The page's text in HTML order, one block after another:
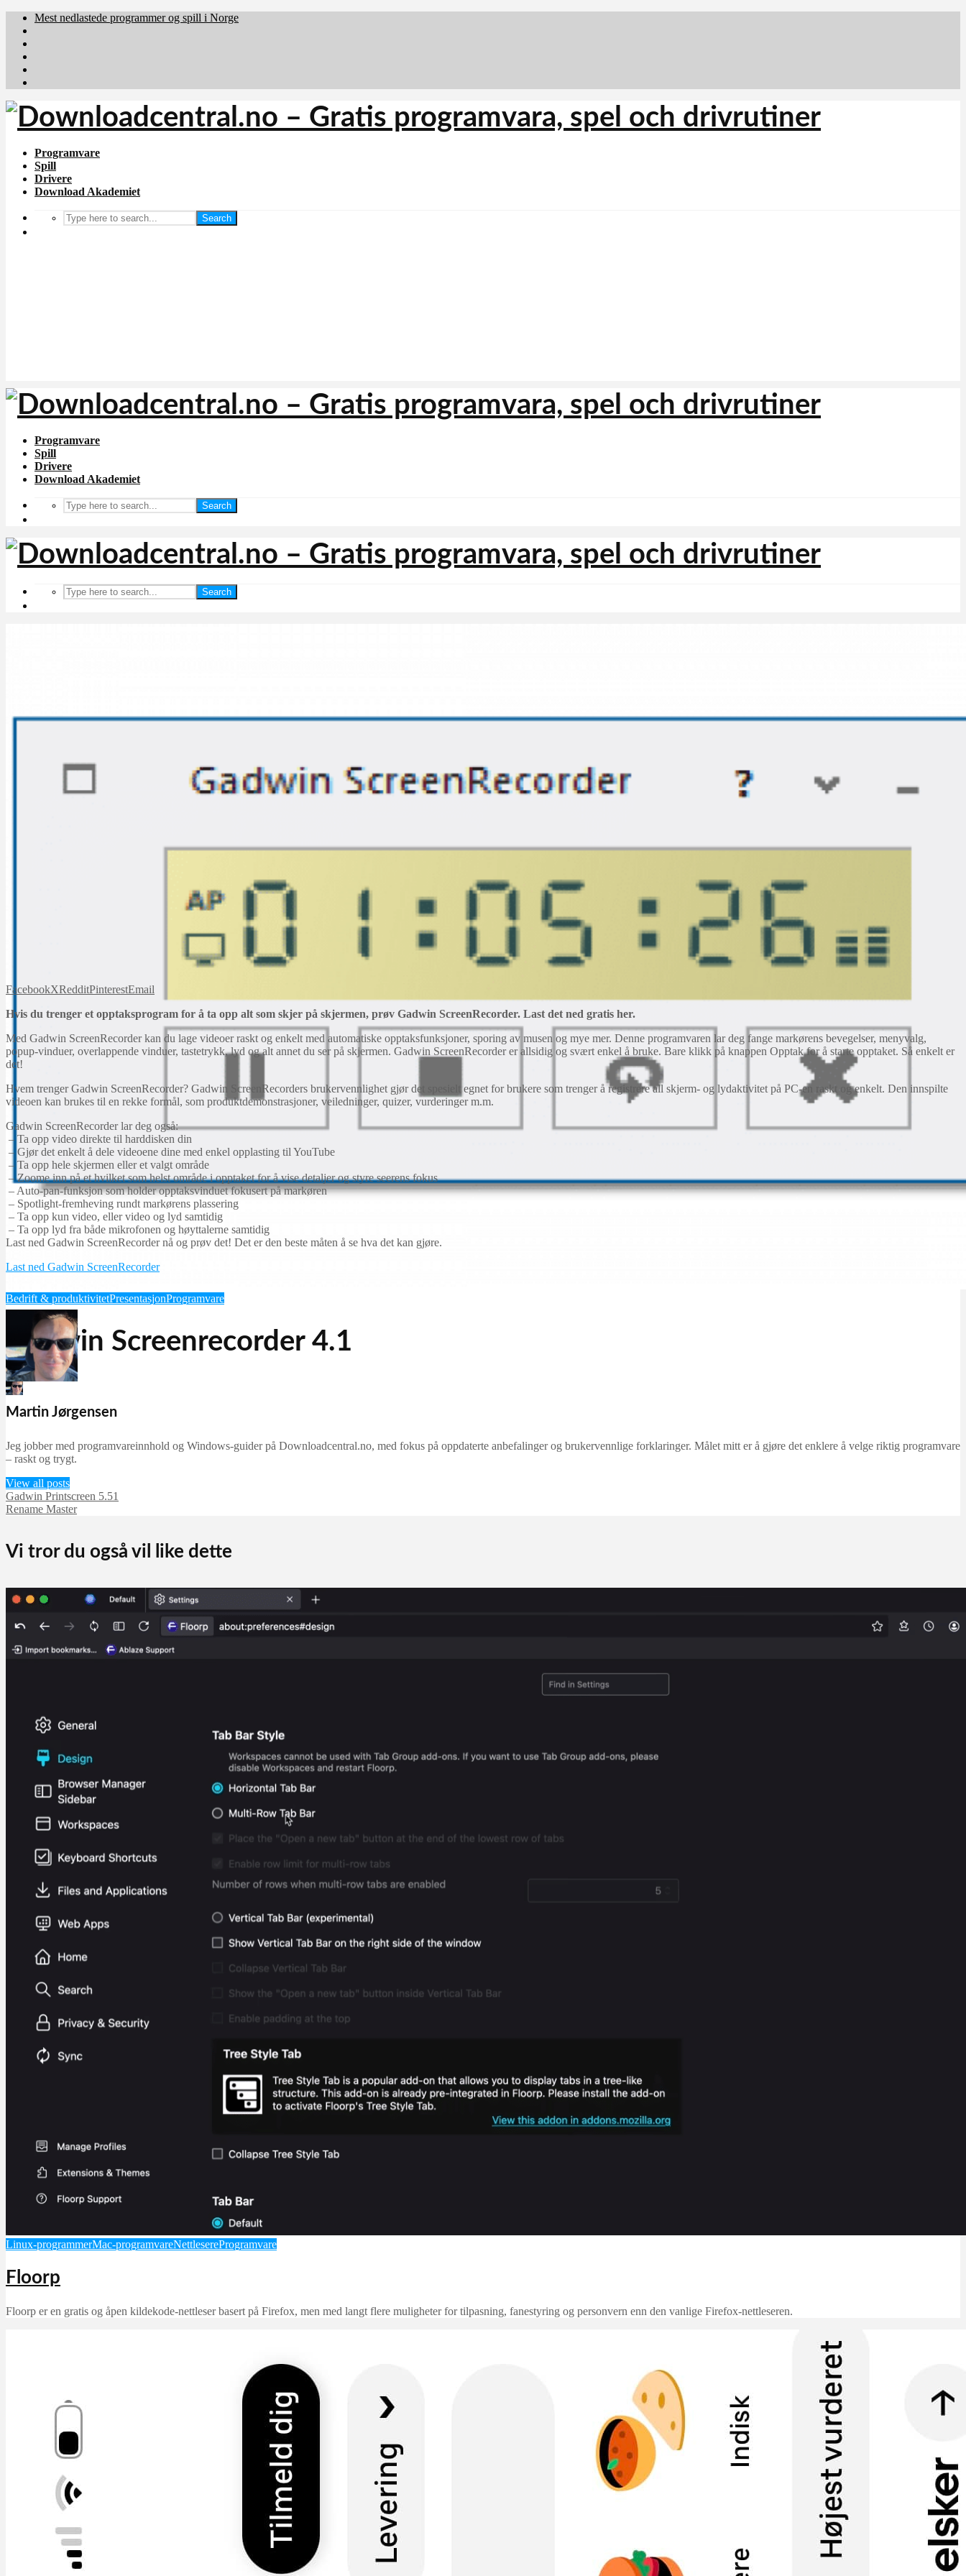
Mest nedlastede programmer og spill i Norge
Programvare
Spill
Drivere
Download Akademiet
Search
Programvare
Spill
Drivere
Download Akademiet
Search
Search
Bedrift & produktivitetPresentasjonProgramvare
Gadwin Screenrecorder 4.1
september 23, 2025
FacebookXRedditPinterestEmail
Hvis du trenger et opptaksprogram for å ta opp alt som skjer på skjermen, prøv Gadwin ScreenRecorder. Last det ned gratis her.
Med Gadwin ScreenRecorder kan du lage videoer raskt og enkelt med automatiske opptaksfunksjoner, sporing av musen og mye mer. Denne programvaren lar deg fange markørens bevegelser, menyvalg,
popup-vinduer, overlappende vinduer, tastetrykk, lyd og alt annet du ser på skjermen. Gadwin ScreenRecorder er allsidig og svært enkel å bruke. Bare klikk på knappen Opptak for å starte opptaket. Så enkelt er
det!
Hvem trenger Gadwin ScreenRecorder? Gadwin ScreenRecorders brukervennlighet gjør det spesielt egnet for brukere som trenger å registrere all skjerm- og lydaktivitet på PC-en raskt og enkelt. Den innspilte
videoen kan brukes til en rekke formål, som produktdemonstrasjoner, veiledninger, quizer, vurderinger m.m.
Gadwin ScreenRecorder lar deg også:
– Ta opp video direkte til harddisken din
– Gjør det enkelt å dele videoene dine med enkel opplasting til YouTube
– Ta opp hele skjermen eller et valgt område
– Zoome inn på et hvilket som helst område i opptaket for å vise detaljer og styre seerens fokus
– Auto-pan-funksjon som holder opptaksvinduet fokusert på markøren
– Spotlight-fremheving rundt markørens plassering
– Ta opp kun video, eller video og lyd samtidig
– Ta opp lyd fra både mikrofonen og høyttalerne samtidig
Last ned Gadwin ScreenRecorder nå og prøv det! Det er den beste måten å se hva det kan gjøre.
Last ned Gadwin ScreenRecorder
Martin Jørgensen
Jeg jobber med programvareinnhold og Windows-guider på Downloadcentral.no, med fokus på oppdaterte anbefalinger og brukervennlige forklaringer. Målet mitt er å gjøre det enklere å velge riktig programvare
– raskt og trygt.
View all posts
Gadwin Printscreen 5.51
Rename Master
Vi tror du også vil like dette
Linux-programmerMac-programvareNettlesereProgramvare
Floorp
Floorp er en gratis og åpen kildekode-nettleser basert på Firefox, men med langt flere muligheter for tilpasning, fanestyring og personvern enn den vanlige Firefox-nettleseren.